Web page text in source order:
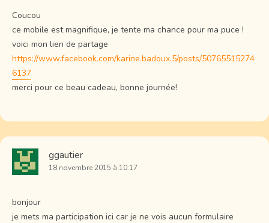
Coucou
ce mobile est magnifique, je tente ma chance pour ma puce !
voici mon lien de partage
https://www.facebook.com/karine.badoux.5/posts/50765515274
6137
merci pour ce beau cadeau, bonne journée!
ggautier
18 novembre 2015 à 10:17
bonjour
je mets ma participation ici car je ne vois aucun formulaire